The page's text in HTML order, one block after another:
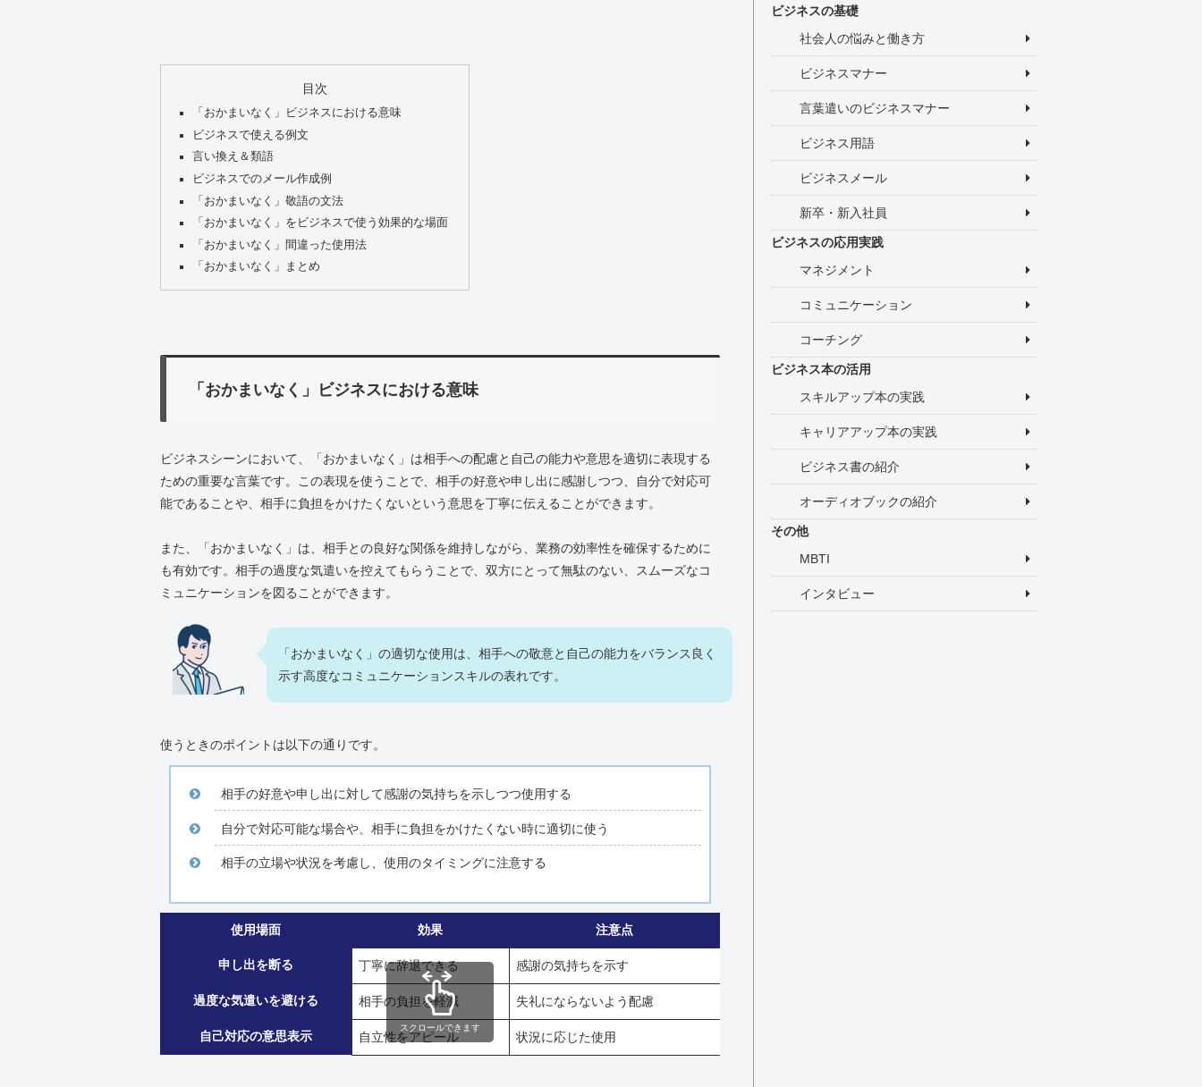
目次
「おかまいなく」ビジネスにおける意味
ビジネスで使える例文
言い換え＆類語
ビジネスでのメール作成例
「おかまいなく」敬語の文法
「おかまいなく」をビジネスで使う効果的な場面
「おかまいなく」間違った使用法
「おかまいなく」まとめ
「おかまいなく」ビジネスにおける意味
ビジネスシーンにおいて、「おかまいなく」は相手への配慮と自己の能力や意思を適切に表現する
ための重要な言葉です。この表現を使うことで、相手の好意や申し出に感謝しつつ、自分で対応可
能であることや、相手に負担をかけたくないという意思を丁寧に伝えることができます。
また、「おかまいなく」は、相手との良好な関係を維持しながら、業務の効率性を確保するために
も有効です。相手の過度な気遣いを控えてもらうことで、双方にとって無駄のない、スムーズなコ
ミュニケーションを図ることができます。
「おかまいなく」の適切な使用は、相手への敬意と自己の能力をバランス良く
示す高度なコミュニケーションスキルの表れです。
使うときのポイントは以下の通りです。
相手の好意や申し出に対して感謝の気持ちを示しつつ使用する
自分で対応可能な場合や、相手に負担をかけたくない時に適切に使う
相手の立場や状況を考慮し、使用のタイミングに注意する
使用場面 効果 注意点
申し出を断る 丁寧に辞退できる 感謝の気持ちを示す
過度な気遣いを避ける 相手の負担を軽減 失礼にならないよう配慮
自己対応の意思表示 自立性をアピール 状況に応じた使用
スクロールできます
ビジネスの基礎
社会人の悩みと働き方
ビジネスマナー
言葉遣いのビジネスマナー
ビジネス用語
ビジネスメール
新卒・新入社員
ビジネスの応用実践
マネジメント
コミュニケーション
コーチング
ビジネス本の活用
スキルアップ本の実践
キャリアアップ本の実践
ビジネス書の紹介
オーディオブックの紹介
その他
MBTI
インタビュー